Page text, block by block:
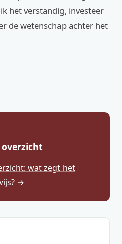
het verstandig, investeer
de wetenschap achter het
wat zegt het
→